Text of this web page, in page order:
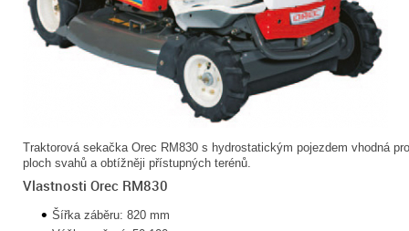
Traktorová sekačka Orec RM830 s hydrostatickým pojezdem vhodná
ploch svahů a obtížněji přístupných terénů.
Vlastnosti Orec RM830
Šířka záběru: 820 mm